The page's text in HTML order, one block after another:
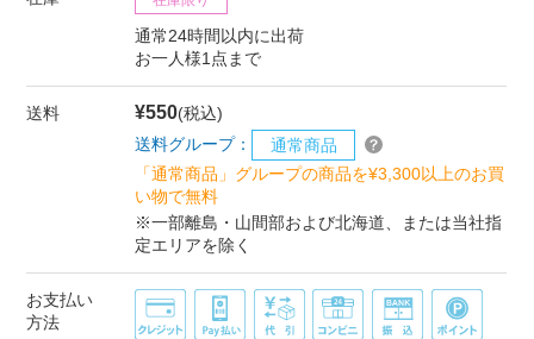
通常24時間以内に出荷
お一人様1点まで
送料 ¥550(税込)
送料グループ：
通常商品
「通常商品」グループの商品を¥3,300以上のお買
い物で無料
※一部離島・山間部および北海道、または当社指
定エリアを除く
お支払い
方法